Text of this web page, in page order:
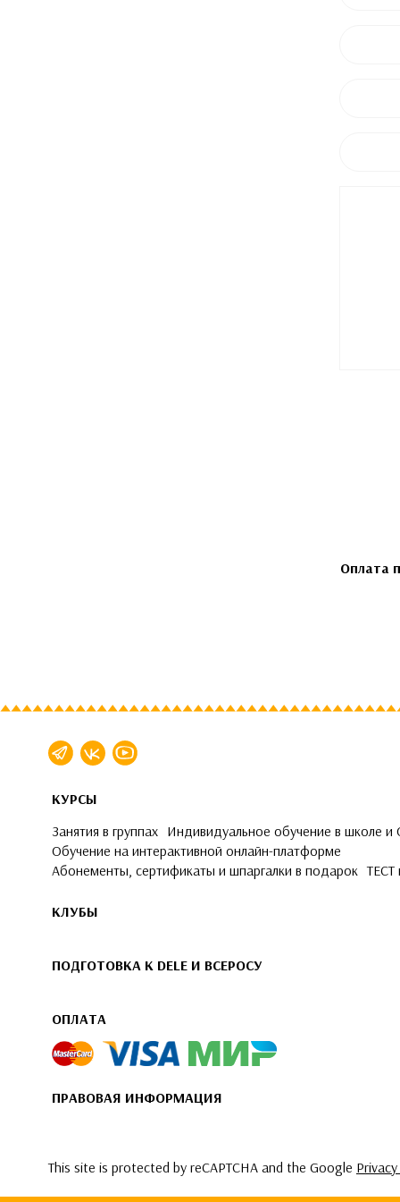
Оплата
КУРСЫ
Занятия в группах Индивидуальное обучение в школе и
Обучение на интерактивной онлайн-платформе
Абонементы, сертификаты и шпаргалки в подарок ТЕСТ
КЛУБЫ
ПОДГОТОВКА К DELE И ВСЕРОСУ
ОПЛАТА
ПРАВОВАЯ ИНФОРМАЦИЯ
This site is protected by reCAPTCHA and the Google